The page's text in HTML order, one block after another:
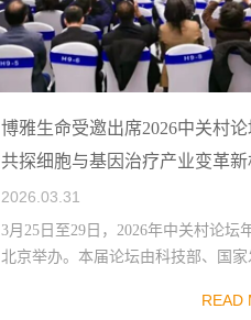
博雅生命受邀出席2026中关村论
共探细胞与基因治疗产业变革新
2026.03.31
3月25日至29日，2026年中关村论坛
北京举办。本届论坛由科技部、国
国科学院、中国工程院、中国科协
READ